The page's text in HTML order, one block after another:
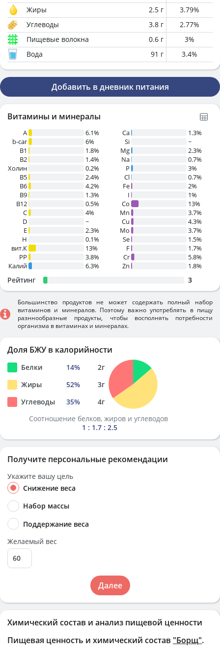
Химический состав и анализ пищевой ценности
Пищевая ценность и химический состав "Борщ".
Жиры
2.5 г 3.79%
Углеводы
3.8 г 2.77%
Пищевые волокна
0.6 г 3%
Вода
91 г 3.4%
Добавить в дневник питания
Витамины и минералы
A
6.1%
b-car
6%
В1
1.8%
B2
1.4%
Холин
0.2%
B5
2.4%
B6
4.2%
B9
1.3%
B12
0.5%
C
4%
D
~
E
2.3%
H
0.1%
вит.К
13%
PP
3.8%
Калий
6.3%
Ca
1.3%
Si
~
Mg
2.3%
Na
0.7%
P
3%
Cl
0.7%
Fe
2%
I
1%
Co
13%
Mn
3.7%
Cu
4.3%
Mo
3.7%
Se
1.5%
F
1.7%
Cr
5.8%
Zn
1.8%
Рейтинг 3
Большинство продуктов не может содержать полный набор
витаминов и минералов. Поэтому важно употреблять в пищу
разннообразные продукты, чтобы восполнять потребности
организма в витаминах и минералах.
Доля БЖУ в калорийности
Белки 14% 2г
Жиры
52% 3г
Углеводы
35% 4г
Соотношение белков, жиров и углеводов
1 : 1.7 : 2.5
Получите персональные рекомендации
Укажите вашу цель
Снижение веса
Набор массы
Поддержание веса
Желаемый вес
Далее